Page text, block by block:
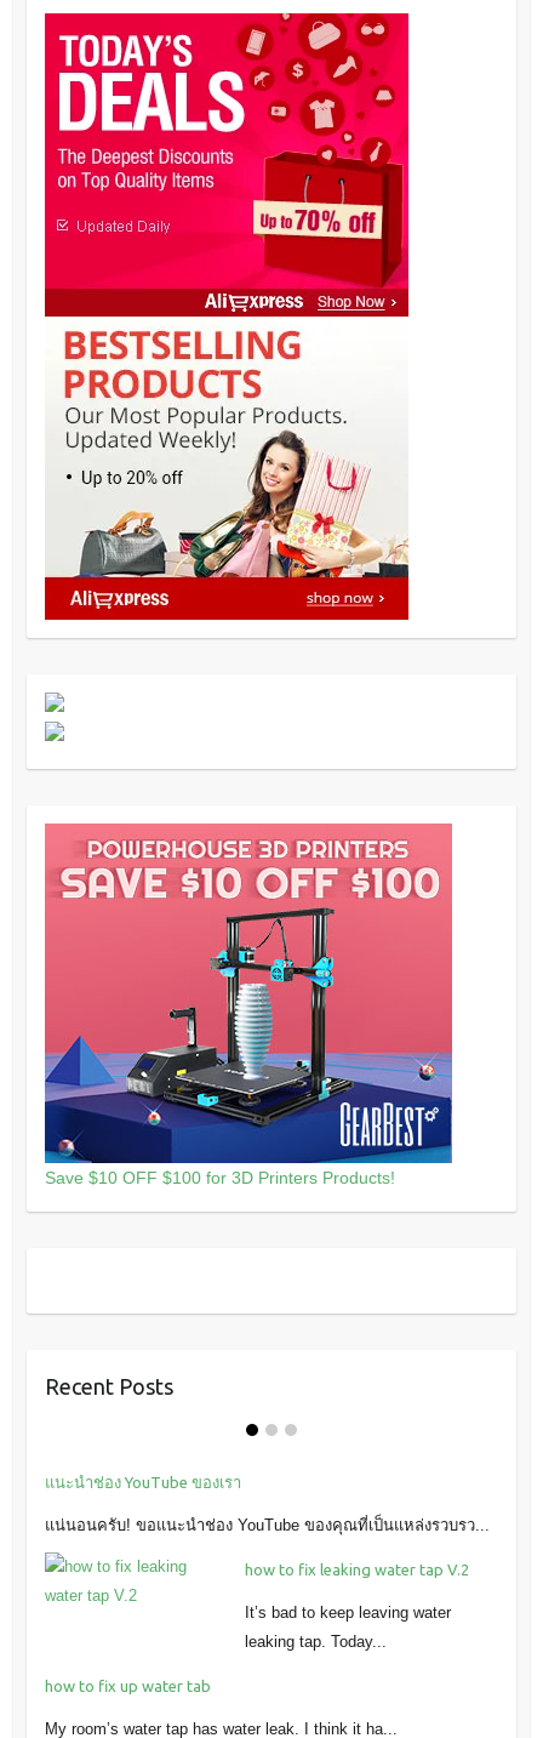
Save $10 OFF $100 for 3D Printers Products!
Recent Posts
แนะนำช่อง YouTube ของเรา
แน่นอนครับ! ขอแนะนำช่อง YouTube ของคุณที่เป็นแหล่งรวบรว...
how to fix leaking water tap V.2
It’s bad to keep leaving water
leaking tap. Today...
how to fix up water tab
My room’s water tap has water leak. I think it ha...